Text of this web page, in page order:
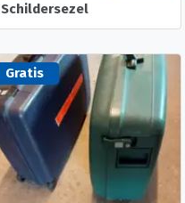
Schildersezel
Gratis